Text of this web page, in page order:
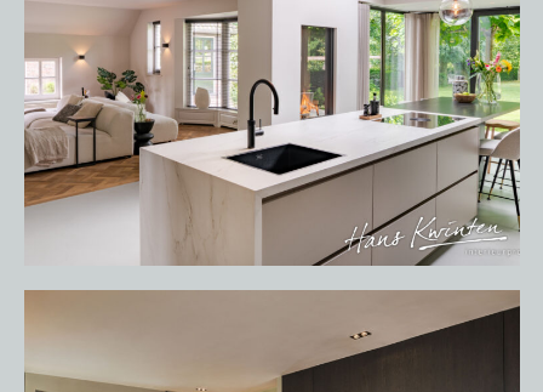
HOME
PORTFOLIO
OVER ONS
VACATURES
SERVICE AFSPRAAK INPLANNEN